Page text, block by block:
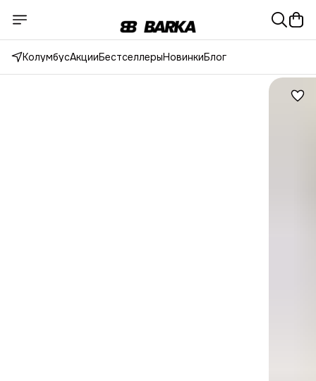
КолумбусАкцииБестселлерыНовинкиБлог